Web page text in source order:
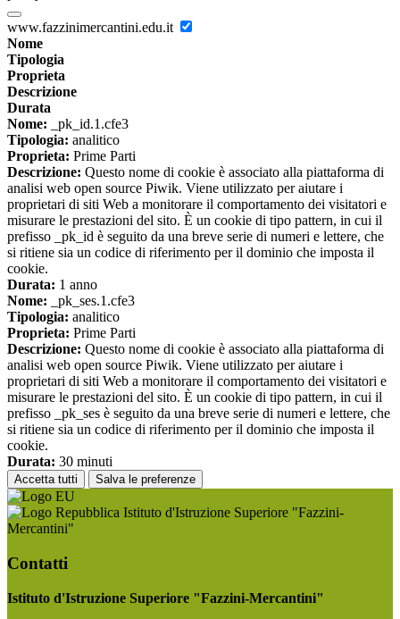
www.fazzinimercantini.edu.it
Nome
Tipologia
Proprieta
Descrizione
Durata
Nome: _pk_id.1.cfe3
Tipologia: analitico
Proprieta: Prime Parti
Descrizione: Questo nome di cookie è associato alla piattaforma di
analisi web open source Piwik. Viene utilizzato per aiutare i
proprietari di siti Web a monitorare il comportamento dei visitatori e
misurare le prestazioni del sito. È un cookie di tipo pattern, in cui il
prefisso _pk_id è seguito da una breve serie di numeri e lettere, che
si ritiene sia un codice di riferimento per il dominio che imposta il
cookie.
Durata: 1 anno
Nome: _pk_ses.1.cfe3
Tipologia: analitico
Proprieta: Prime Parti
Descrizione: Questo nome di cookie è associato alla piattaforma di
analisi web open source Piwik. Viene utilizzato per aiutare i
proprietari di siti Web a monitorare il comportamento dei visitatori e
misurare le prestazioni del sito. È un cookie di tipo pattern, in cui il
prefisso _pk_ses è seguito da una breve serie di numeri e lettere, che
si ritiene sia un codice di riferimento per il dominio che imposta il
cookie.
Durata: 30 minuti
Accetta tutti Salva le preferenze
Istituto d'Istruzione Superiore "Fazzini-
Mercantini"
Contatti
Istituto d'Istruzione Superiore "Fazzini-Mercantini"